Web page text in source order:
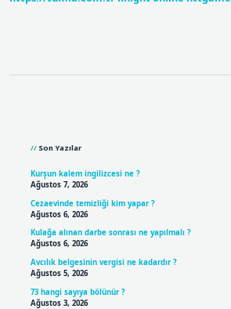
Son Yazılar
Kurşun kalem ingilizcesi ne ?
Ağustos 7, 2026
Cezaevinde temizliği kim yapar ?
Ağustos 6, 2026
Kulağa alınan darbe sonrası ne yapılmalı ?
Ağustos 6, 2026
Avcılık belgesinin vergisi ne kadardır ?
Ağustos 5, 2026
73 hangi sayıya bölünür ?
Ağustos 3, 2026